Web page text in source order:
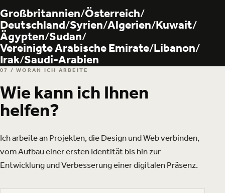
Großbritannien Österreich
Deutschland Syrien Algerien Kuwait
Ägypten Sudan
Vereinigte Arabische Emirate Libanon
Irak Saudi-Arabien
07 / WORAN ICH ARBEITE
Wie kann ich Ihnen
helfen?
Ich arbeite an Projekten, die Design und Web verbinden,
vom Aufbau einer ersten Identität bis hin zur
Entwicklung und Verbesserung einer digitalen Präsenz.